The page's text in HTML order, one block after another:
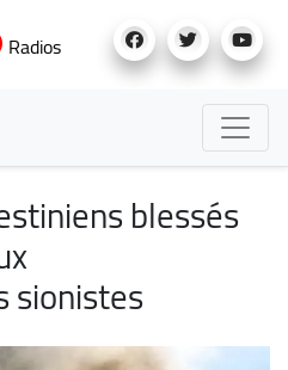
au
Radios
blessés
sionistes